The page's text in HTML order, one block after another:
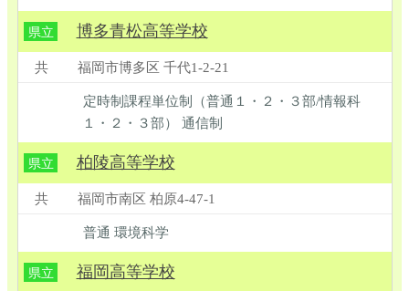
県立 博多青松高等学校
共 福岡市博多区 千代1-2-21
定時制課程単位制（普通１・２・３部/情報科
１・２・３部） 通信制
県立 柏陵高等学校
共 福岡市南区 柏原4-47-1
普通 環境科学
県立 福岡高等学校